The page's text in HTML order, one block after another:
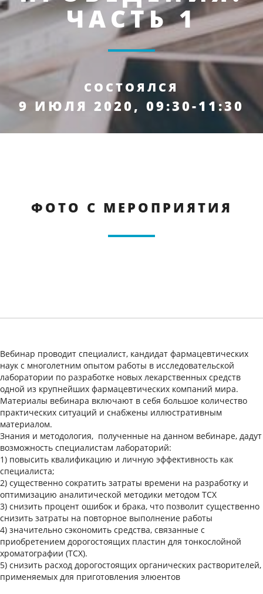
ЧАСТЬ 1
СОСТОЯЛСЯ
9 ИЮЛЯ 2020, 09:30-11:30
ФОТО С МЕРОПРИЯТИЯ
Вебинар проводит специалист, кандидат фармацевтических
наук с многолетним опытом работы в исследовательской
лаборатории по разработке новых лекарственных средств
одной из крупнейших фармацевтических компаний мира.
Материалы вебинара включают в себя большое количество
практических ситуаций и снабжены иллюстративным
материалом.
Знания и методология, полученные на данном вебинаре, дадут
возможность специалистам лабораторий:
1) повысить квалификацию и личную эффективность как
специалиста;
2) существенно сократить затраты времени на разработку и
оптимизацию аналитической методики методом ТСХ
3) снизить процент ошибок и брака, что позволит существенно
снизить затраты на повторное выполнение работы
4) значительно сэкономить средства, связанные с
приобретением дорогостоящих пластин для тонкослойной
хроматографии (ТСХ).
5) снизить расход дорогостоящих органических растворителей,
применяемых для приготовления элюентов